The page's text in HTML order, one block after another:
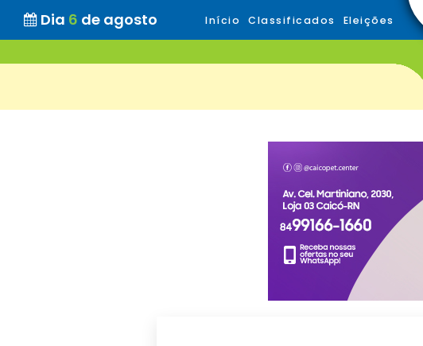
Dia 6 de agosto Início Classificados Eleições